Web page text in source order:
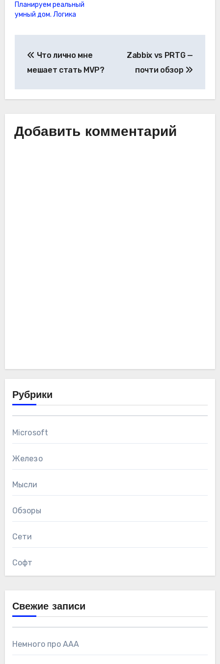
Планируем реальный
умный дом. Логика
по
Что лично мне
мешает стать MVP?
Zabbix vs PRTG —
почти обзор
Добавить комментарий
Рубрики
Microsoft
Железо
Мысли
Обзоры
Сети
Софт
Свежие записи
Немного про AAA